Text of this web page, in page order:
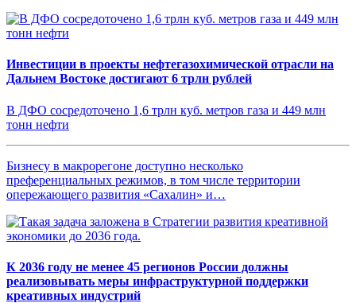
Инвестиции в проекты нефтегазохимической отрасли на
Дальнем Востоке достигают 6 трлн рублей
В ДФО сосредоточено 1,6 трлн куб. метров газа и 449 млн
тонн нефти
Бизнесу в макрорегоне доступно несколько
преференциальных режимов, в том числе территории
опережающего развития «Сахалин» и…
К 2036 году не менее 45 регионов России должны
реализовывать меры инфраструктурной поддержки
креативных индустрий